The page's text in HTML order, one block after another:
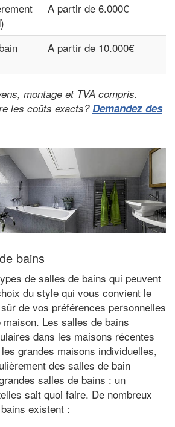
A partir de 6.000€
A partir de 10.000€
montage et TVA compris.
les coûts exacts?Demandez des
bains
de salles de bains qui peuvent
du style qui vous convient le
de vos préférences personnelles
Les salles de bains
dans les maisons récentes
grandes maisons individuelles,
des salles de bain
salles de bains : un
sait quoi faire. De nombreux
existent :